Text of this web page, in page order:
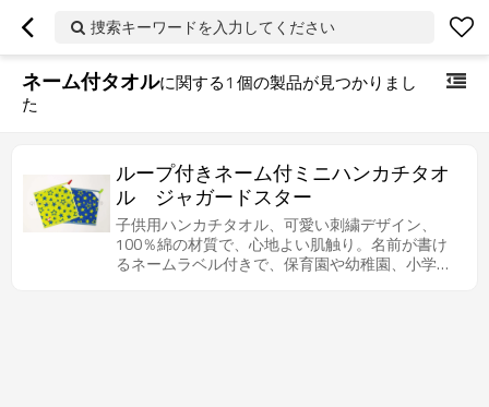
捜索キーワードを入力してください
ネーム付タオルに関する1 個の製品が見つかりまし
た
ループ付きネーム付ミニハンカチタオ
ル ジャガードスター
子供用ハンカチタオル、可愛い刺繍デザイン、
100％綿の材質で、心地よい肌触り。名前が書け
るネームラベル付きで、保育園や幼稚園、小学校